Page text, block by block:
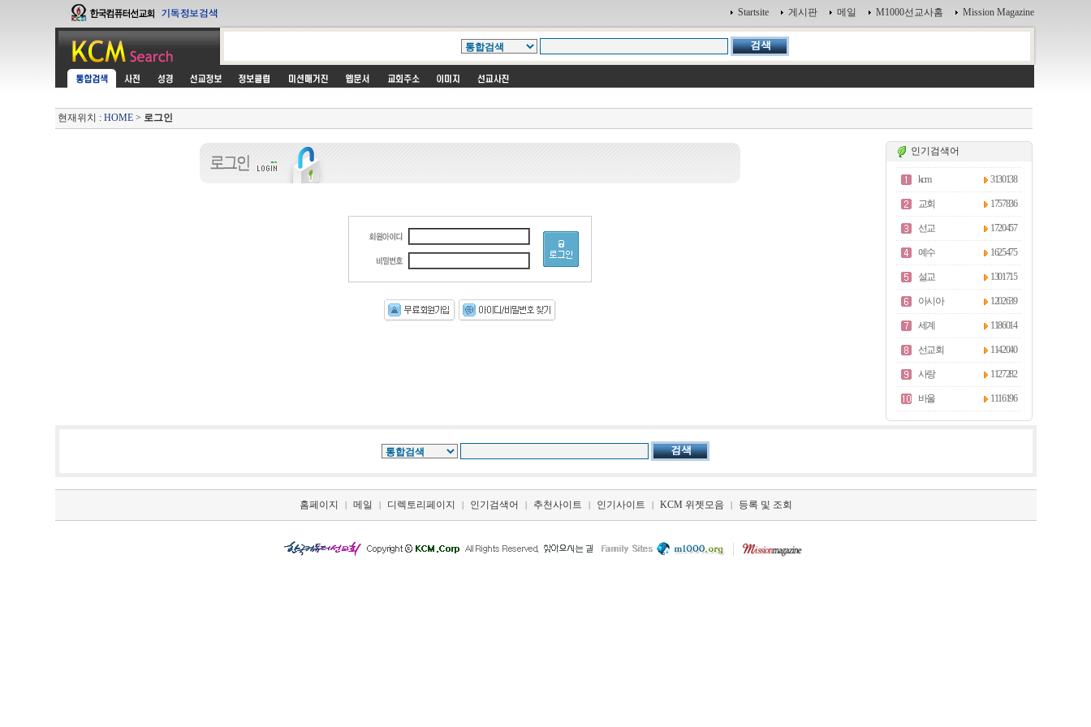
Startsite 게시판 메일 M1000선교사홈 Mission Magazine
현재위치 : HOME> 로그인
인기검색어
kcm 3130138
교회 1757836
선교 1720457
예수 1625475
설교 1301715
아시아 1202639
세계 1186014
선교회 1142040
사랑 1127282
바울 1116196
홈페이지 | 메일 | 디렉토리페이지 | 인기검색어 | 추천사이트 | 인기사이트 | KCM 위젯모음 | 등록 및 조회